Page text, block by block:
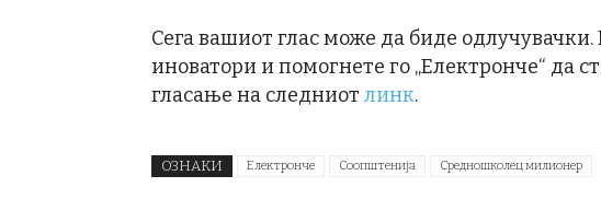
Сега вашиот глас може да биде
иноватори и помогнете го „Електронче“ да
гласање на следниот линк.
ОЗНАКИ Електронче Соопштенија Средношколец милионер